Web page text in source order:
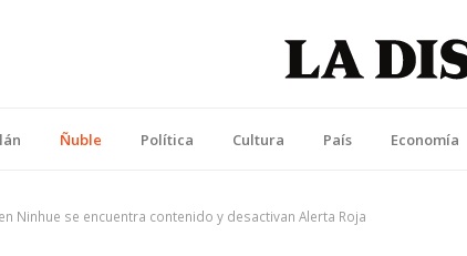
Ñuble Política Cultura País Economía
Ninhue se encuentra contenido y desactivan Alerta Roja